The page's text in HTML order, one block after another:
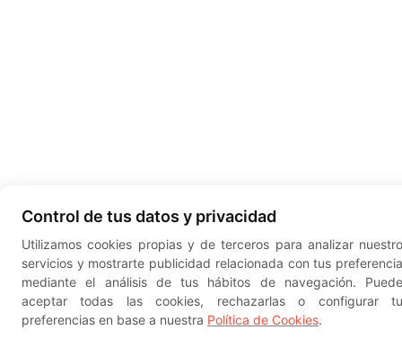
Control de tus datos y privacidad
Utilizamos cookies propias y de terceros para analizar
servicios y mostrarte publicidad relacionada con tus
mediante el análisis de tus hábitos de navegación.
aceptar todas las cookies, rechazarlas o configurar
preferencias en base a nuestra Política de Cookies.